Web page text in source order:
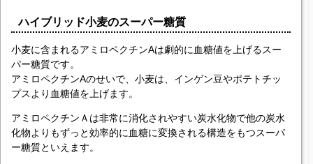
ハイブリッド小麦のスーパー糖質
小麦に含まれるアミロペクチンAは劇的に血糖値を上げるスー
パー糖質です。
アミロペクチンAのせいで、小麦は、インゲン豆やポテトチッ
プスより血糖値を上げます。
アミロペクチンＡは非常に消化されやすい炭水化物で他の炭水
化物よりもずっと効率的に血糖に変換される構造をもつスーパ
ー糖質といえます。